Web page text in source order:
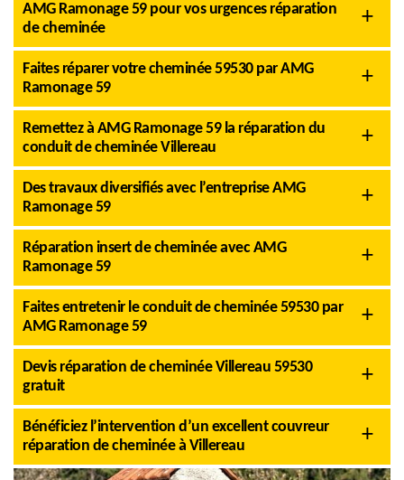
AMG Ramonage 59 pour vos urgences réparation
de cheminée
Faites réparer votre cheminée 59530 par AMG
Ramonage 59
Remettez à AMG Ramonage 59 la réparation du
conduit de cheminée Villereau
Des travaux diversifiés avec l’entreprise AMG
Ramonage 59
Réparation insert de cheminée avec AMG
Ramonage 59
Faites entretenir le conduit de cheminée 59530 par
AMG Ramonage 59
Devis réparation de cheminée Villereau 59530
gratuit
Bénéficiez l’intervention d’un excellent couvreur
réparation de cheminée à Villereau